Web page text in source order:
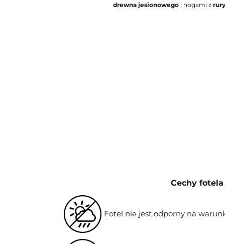
drewna jesionowegoi nogami z
Cechy fotela
Fotel nie jest odporny na